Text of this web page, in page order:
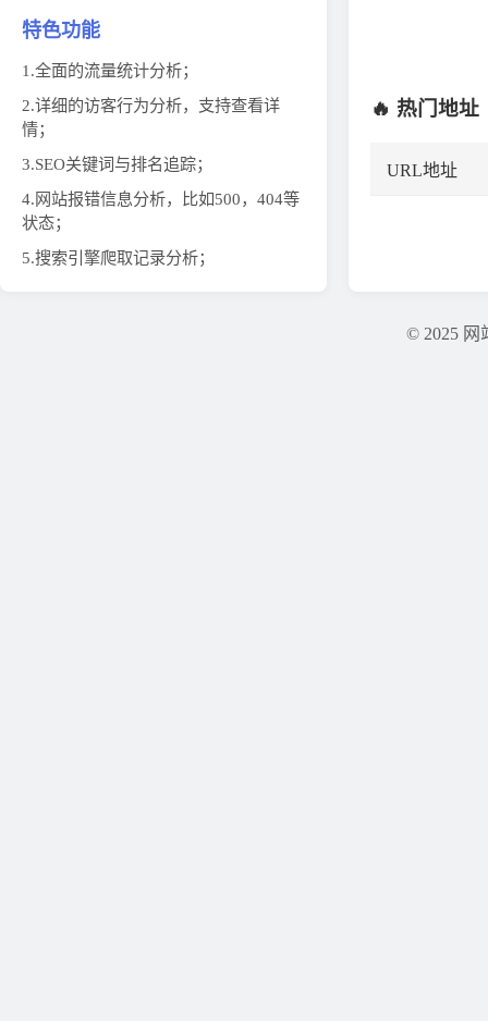
特色功能
1.全面的流量统计分析；
2.详细的访客行为分析，支持查看详
情；
3.SEO关键词与排名追踪；
4.网站报错信息分析，比如500，404等
状态；
5.搜索引擎爬取记录分析；
🔥 热门地址
URL地址
© 2025 网